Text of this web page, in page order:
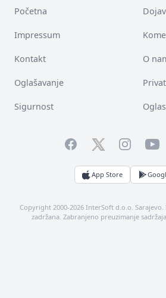
Početna
Impressum
Kontakt O
Oglašavanje
Sigurnost
FacebookTwitterInstagram
App Store
Copyright 2000-2026 InterSoft d.o.o. Sarajevo.
zadržana. Zabranjeno preuzimanje